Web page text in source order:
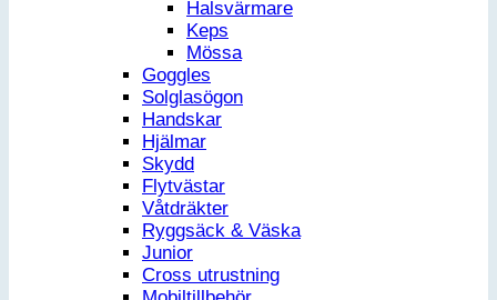
Halsvärmare
Keps
Mössa
Goggles
Solglasögon
Handskar
Hjälmar
Skydd
Flytvästar
Våtdräkter
Ryggsäck & Väska
Junior
Cross utrustning